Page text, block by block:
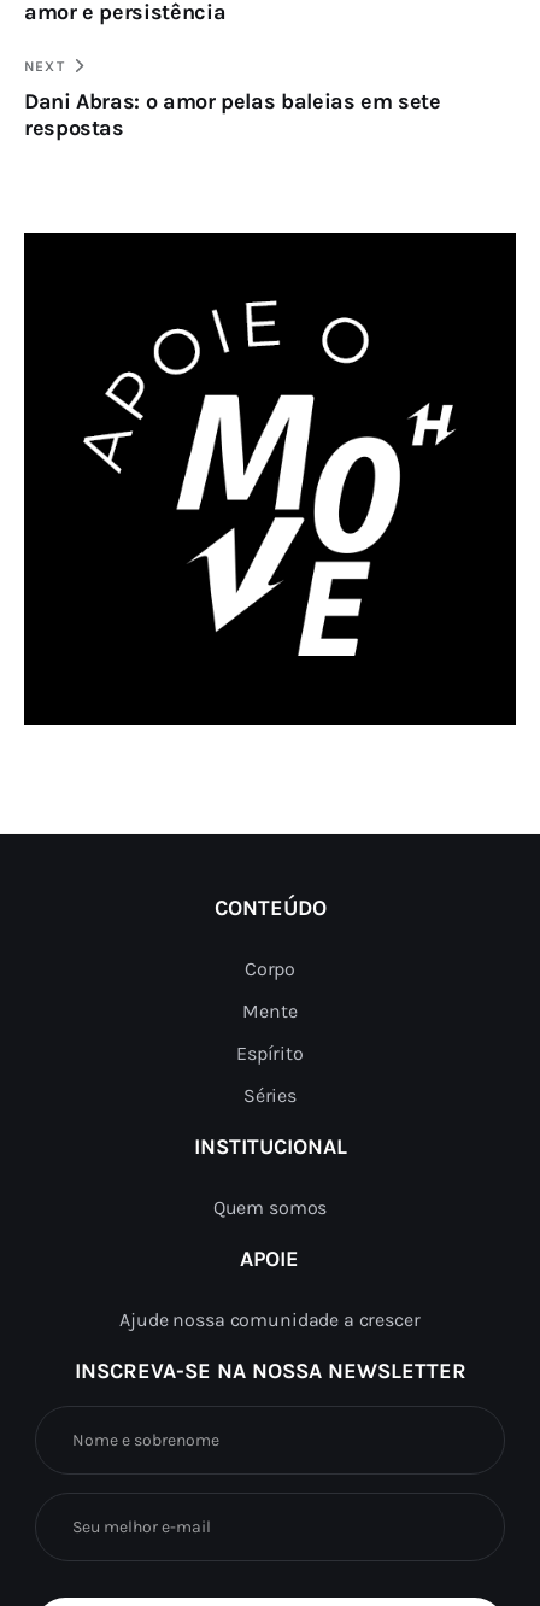
amor e persistência
NEXT
Dani Abras: o amor pelas baleias em sete
respostas
CONTEÚDO
Corpo
Mente
Espírito
Séries
INSTITUCIONAL
Quem somos
APOIE
Ajude nossa comunidade a crescer
INSCREVA-SE NA NOSSA NEWSLETTER